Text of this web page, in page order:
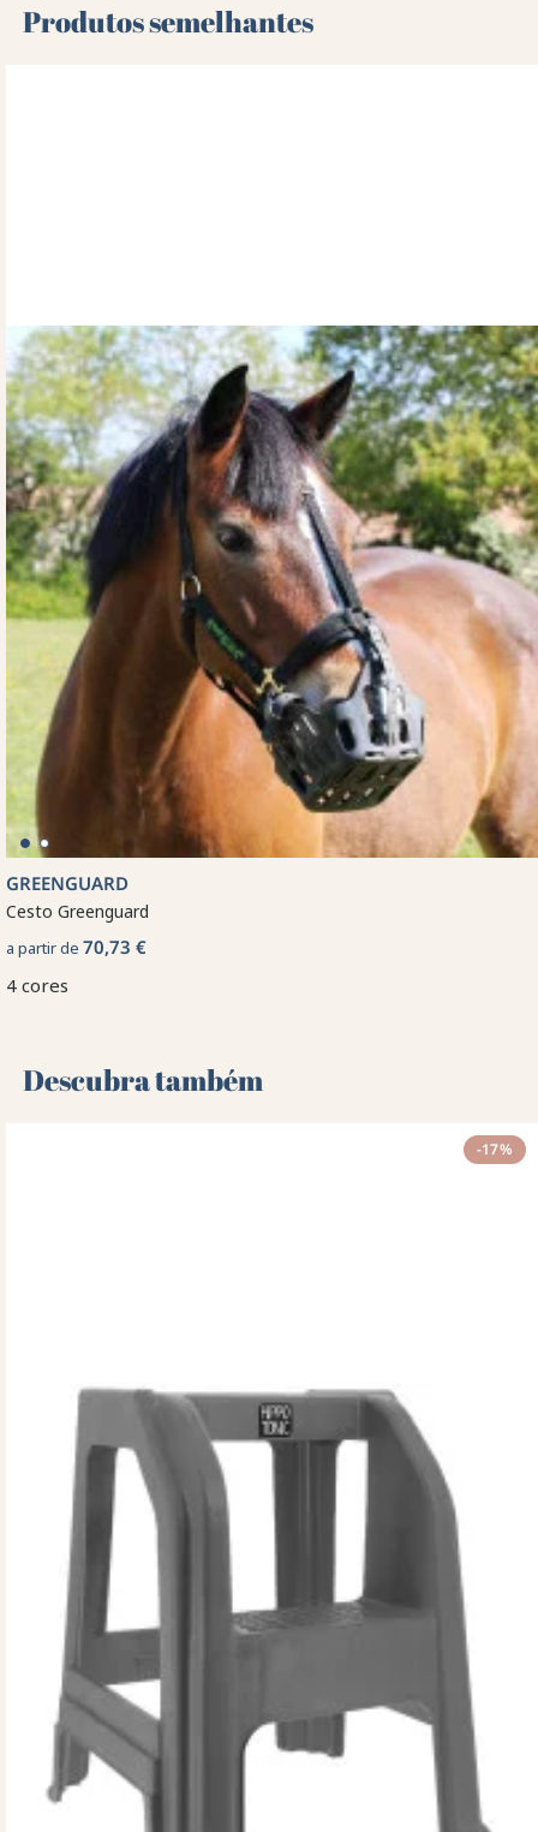
Produtos semelhantes
GREENGUARD
Cesto Greenguard
a partir de 70,73 €
4 cores
Descubra também 🌻
-17%